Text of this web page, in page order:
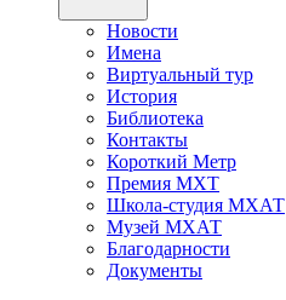
Новости
Имена
Виртуальный тур
История
Библиотека
Контакты
Короткий Метр
Премия МХТ
Школа-студия МХАТ
Музей МХАТ
Благодарности
Документы